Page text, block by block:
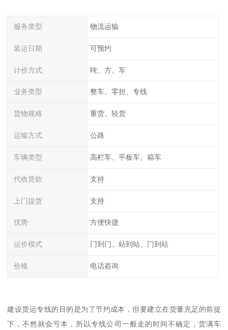
服务类型 物流运输
装运日期 可预约
计价方式 吨、方、车
业务类型 整车、零担、专线
货物规格 重货、轻货
运输方式 公路
车辆类型 高栏车、平板车、箱车
代收货款 支持
上门提货 支持
优势 方便快捷
运价模式 门到门、站到站、门到站
价格 电话咨询
建设货运专线的目的是为了节约成本，但要建立在货量充足的前提
下，不然就会亏本，所以专线公司一般走的时间不确定，货满车